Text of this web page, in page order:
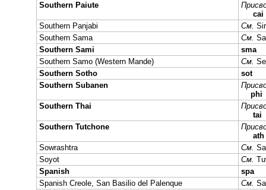
Southern Paiute
cai
Southern Panjabi
См.
Southern Sama
См.
Southern Sami
sma
Southern Samo (Western Mande)
См.
Southern Sotho
sot
Southern Subanen
phi
Southern Thai
tai
Southern Tutchone
ath
Sowrashtra
См.
Soyot
См.
Spanish
spa
Spanish Creole, San Basilio del Palenque
См.